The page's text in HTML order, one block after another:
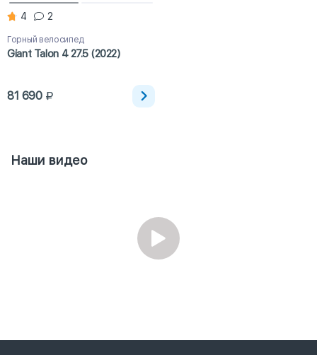
4 2
Горный велосипед
Giant Talon 4 27.5 (2022)
81 690
Наши видео